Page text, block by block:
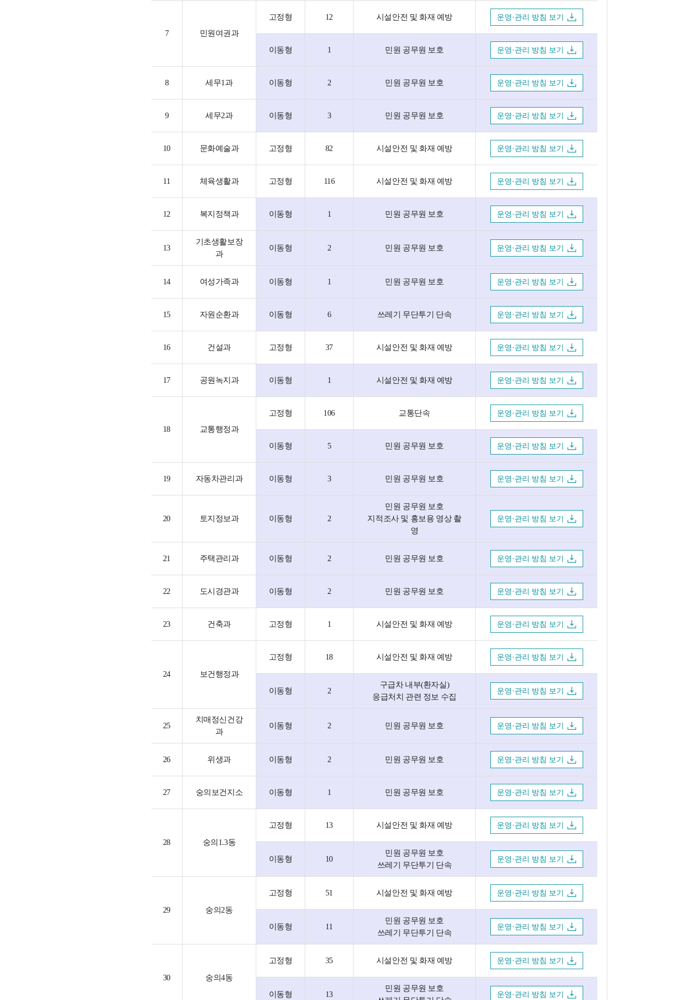
7 민원여권과
고정형 12 시설안전 및 화재 예방 운영·관리 방침 보기
이동형 1 민원 공무원 보호 운영·관리 방침 보기
8 세무1과 이동형 2 민원 공무원 보호 운영·관리 방침 보기
9 세무2과 이동형 3 민원 공무원 보호 운영·관리 방침 보기
10 문화예술과 고정형 82 시설안전 및 화재 예방 운영·관리 방침 보기
11 체육생활과 고정형 116 시설안전 및 화재 예방 운영·관리 방침 보기
12 복지정책과 이동형 1 민원 공무원 보호 운영·관리 방침 보기
13
기초생활보장
과
이동형 2 민원 공무원 보호 운영·관리 방침 보기
14 여성가족과 이동형 1 민원 공무원 보호 운영·관리 방침 보기
15 자원순환과 이동형 6 쓰레기 무단투기 단속 운영·관리 방침 보기
16 건설과 고정형 37 시설안전 및 화재 예방 운영·관리 방침 보기
17 공원녹지과 이동형 1 시설안전 및 화재 예방 운영·관리 방침 보기
18 교통행정과
고정형 106 교통단속 운영·관리 방침 보기
이동형 5 민원 공무원 보호 운영·관리 방침 보기
19 자동차관리과 이동형 3 민원 공무원 보호 운영·관리 방침 보기
20 토지정보과 이동형 2
민원 공무원 보호
지적조사 및 홍보용 영상 촬
영
운영·관리 방침 보기
21 주택관리과 이동형 2 민원 공무원 보호 운영·관리 방침 보기
22 도시경관과 이동형 2 민원 공무원 보호 운영·관리 방침 보기
23 건축과 고정형 1 시설안전 및 화재 예방 운영·관리 방침 보기
24 보건행정과
고정형 18 시설안전 및 화재 예방 운영·관리 방침 보기
이동형 2
구급차 내부(환자실)
응급처치 관련 정보 수집
운영·관리 방침 보기
25
치매정신건강
과
이동형 2 민원 공무원 보호 운영·관리 방침 보기
26 위생과 이동형 2 민원 공무원 보호 운영·관리 방침 보기
27 숭의보건지소 이동형 1 민원 공무원 보호 운영·관리 방침 보기
28 숭의1.3동
고정형 13 시설안전 및 화재 예방 운영·관리 방침 보기
이동형 10
민원 공무원 보호
쓰레기 무단투기 단속
운영·관리 방침 보기
29 숭의2동
고정형 51 시설안전 및 화재 예방 운영·관리 방침 보기
이동형 11
민원 공무원 보호
쓰레기 무단투기 단속
운영·관리 방침 보기
30 숭의4동
고정형 35 시설안전 및 화재 예방 운영·관리 방침 보기
이동형 13
민원 공무원 보호
운영·관리 방침 보기